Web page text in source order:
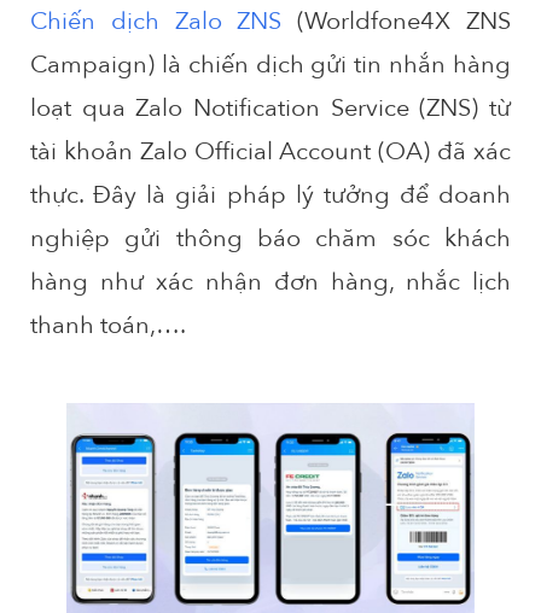
Chiến dịch Zalo ZNS (Worldfone4X ZNS
Campaign) là chiến dịch gửi tin nhắn hàng
loạt qua Zalo Notification Service (ZNS) từ
tài khoản Zalo Official Account (OA) đã xác
thực. Đây là giải pháp lý tưởng để doanh
nghiệp gửi thông báo chăm sóc khách
hàng như xác nhận đơn hàng, nhắc lịch
thanh toán,….